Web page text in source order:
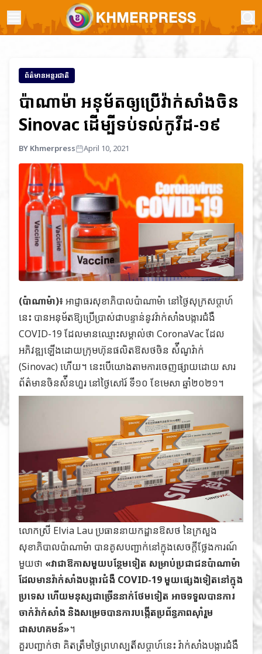
ព័ត៌មានអន្តរជាតិ
ប៉ាណាម៉ា អនុម័តឲ្យប្រើវ៉ាក់សាំងចិន
Sinovac ដើម្បីទប់ទល់កូវីដ-១៩
BY Khmerpress April 10, 2021
(ប៉ាណាម៉ា)៖ អាជ្ញាធរសុខាភិបាលប៉ាណាម៉ា នៅថ្ងៃសុក្រសប្ដាហ៍
នេះ បានអនុម័តឱ្យប្រើប្រាស់ជាបន្ទាន់នូវវ៉ាក់សាំងបង្ការជំងឺ
COVID-19 ដែលមានឈ្មោះសម្គាល់ថា CoronaVac ដែល
អភិវឌ្ឍឡើងដោយក្រុមហ៊ុនផលិតឱសថចិន ស៉ីណូវ៉ាក់
(Sinovac) ហើយ។ នេះបើយោងតាមការចេញផ្សាយដោយ សារ
ព័ត៌មានចិនស៉ីនហួរ នៅថ្ងៃសៅរ៍ ទី១០ ខែមេសា ឆ្នាំ២០២១។
លោកស្រី Elvia Lau ប្រធាននាយកដ្ឋានឱសថ នៃក្រសួង
សុខាភិបាលប៉ាណាម៉ា បានគូសបញ្ជាក់នៅក្នុងសេចក្ដីថ្លែងការណ៍
មួយថា «វាជាឱកាសមួយបន្ថែមទៀត សម្រាប់ប្រជាជនប៉ាណាម៉ា
ដែលមានវ៉ាក់សាំងបង្ការជំងឺ COVID-19 មួយផ្សេងទៀតនៅក្នុង
ប្រទេស ហើយមនុស្សជាច្រើននាក់ថែមទៀត អាចទទួលបានការ
ចាក់វ៉ាក់សាំង និងសម្រេចបានការបង្កើតប្រព័ន្ធភាពស៊ាំរួម
ជាសហគមន៍»។
គួរបញ្ជាក់ថា គិតត្រឹមថ្ងៃព្រហស្បតិ៍សប្ដាហ៍នេះ វ៉ាក់សាំងបង្ការជំងឺ